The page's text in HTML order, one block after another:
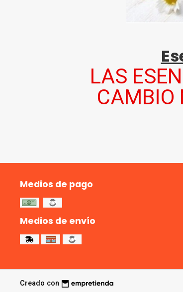
LAS
CAMBIO
Medios de pago
Medios de envío
Creado con